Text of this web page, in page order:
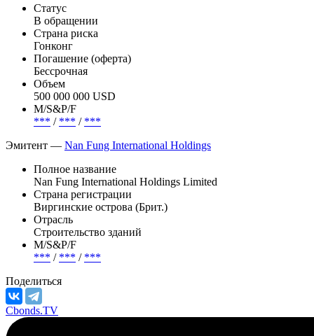
млн. Депозитарий: Clearstream Banking S.A., Euroclear Bank
Организатор: Goldman Sachs, HSBC, JP Morgan, UBS.
Эмиссия —Nan Fung International Holdings, 5% perp., USD
Статус
В обращении
Страна риска
Гонконг
Погашение (оферта)
Бессрочная
500 000 000 USD
***/***/***
Эмитент —Nan Fung International Holdings
Полное название
Nan Fung International Holdings Limited
Страна регистрации
Виргинские острова (Брит.)
Строительство зданий
М/S&P/F
***/
Поделиться